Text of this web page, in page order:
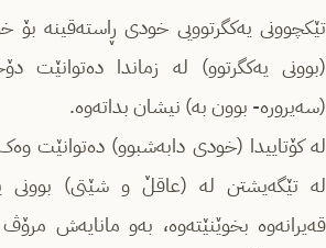
تێکچوونی یەکگرتوویی خودی ڕاستەقینە
(بوونی یەکگرتوو) لە زماندا دەتوانێت
(سەیرورە- بوون بە) نیشان بداتەوە.
لە کۆتاییدا (خودی دابەشبوو) دەتوانێت
لە تێگەیشتن لە (عاقڵ و شێتی) بوونی
قەیرانەوە بخوێنێتەوە، بەو مانایەش